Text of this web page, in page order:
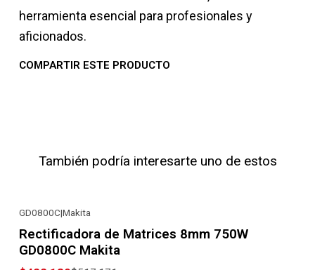
herramienta esencial para profesionales y
aficionados.
COMPARTIR ESTE PRODUCTO
También podría interesarte uno de estos
GD0800C|Makita
Rectificadora de Matrices 8mm 750W
GD0800C Makita